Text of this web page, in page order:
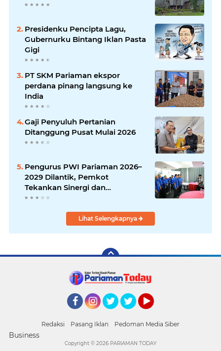
Presidenku Pencipta Lagu,
Gubernurku Bintang Iklan Pasta
Gigi
PT SKM Pariaman ekspor
perdana pinang langsung ke
India
Gaji Penyuluh Pertanian
Ditanggung Pusat Mulai 2026
Pengurus PWI Pariaman 2026–
2029 Dilantik, Pemkot
Tekankan Sinergi dan
Profesionalisme Pers
Lihat Selengkapnya
Redaksi Pasang Iklan Pedoman Media Siber
Business
Copyright © 2026 PARIAMAN TODAY